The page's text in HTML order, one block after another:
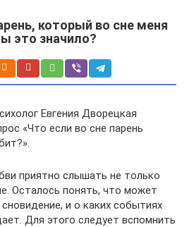
который во сне меня
это значило?
Евгения Дворецкая
«Что если во сне парень
приятно слышать не только
Осталось понять, что может
и о каких событиях
Для этого следует вспомнить